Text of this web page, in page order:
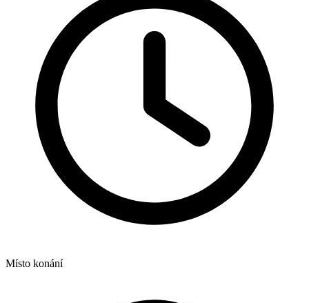
Místo konání